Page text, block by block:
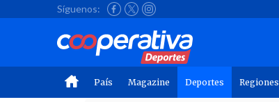
Síguenos:
País Magazine Deportes Regiones